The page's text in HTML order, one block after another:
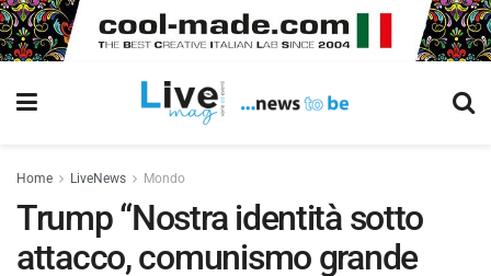
Home LiveNews Mondo
Trump “Nostra identità sotto
attacco, comunismo grande